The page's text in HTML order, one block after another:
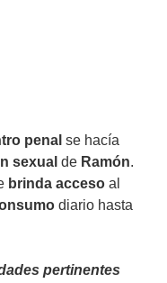
penal se hacía
sexual de Ramón.
brinda acceso al
diario hasta
pertinentes